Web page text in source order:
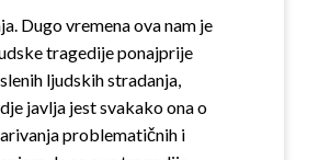
Dugo vremena ova nam je
tragedije ponajprije
ljudskih stradanja,
javlja jest svakako ona o
problematičnih i